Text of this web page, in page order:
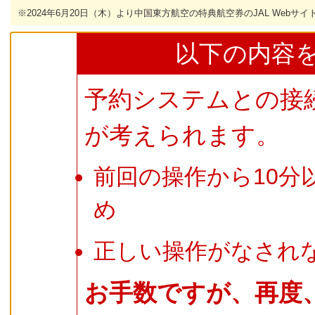
※2024年6月20日（木）より中国東方航空の特典航空券のJAL Webサイ
以下の内容
予約システムとの接
が考えられます。
前回の操作から10分
め
正しい操作がなされ
お手数ですが、再度